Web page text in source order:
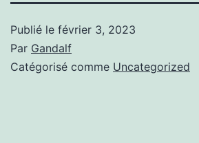
Publié le février 3, 2023
Par Gandalf
Catégorisé comme Uncategorized